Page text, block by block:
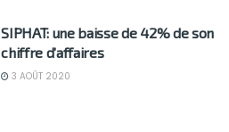
SIPHAT: une baisse de 42% de son
chiffre d’affaires
3 AOÛT 2020